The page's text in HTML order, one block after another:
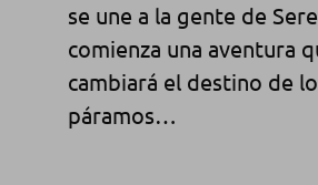
se une a la gente de
comienza una aventura
cambiará el destino de
páramos…